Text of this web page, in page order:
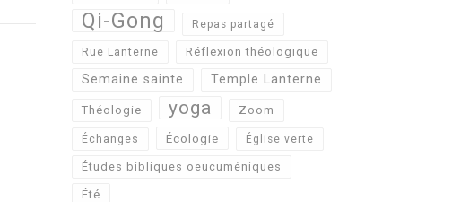
Qi-Gong Repas partagé
Rue Lanterne Réflexion théologique
Semaine sainte Temple Lanterne
Théologie yoga Zoom
Échanges Écologie Église verte
Études bibliques oeucuméniques
Été